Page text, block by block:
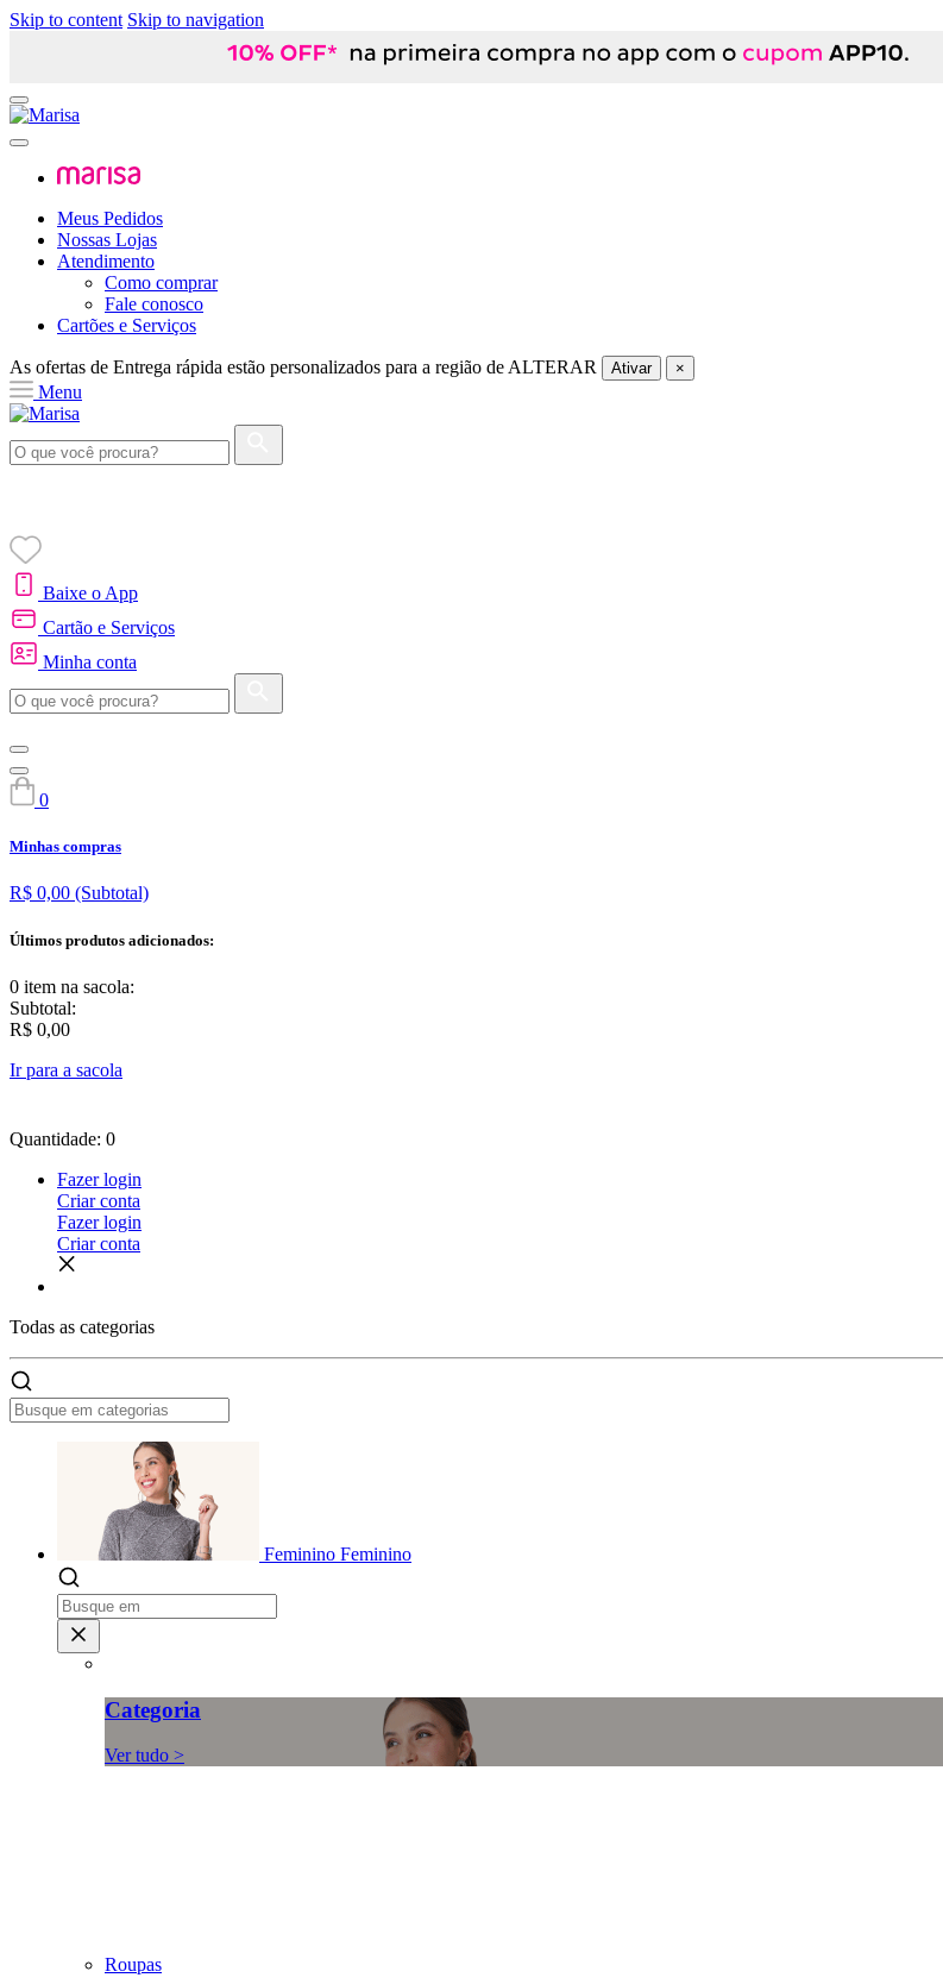
Skip to content Skip to navigation
Meus Pedidos
Nossas Lojas
Atendimento
Como comprar
Fale conosco
Cartões e Serviços
As ofertas de Entrega rápida estão personalizados para a região de ALTERAR Ativar ×
Menu
Baixe o App
Cartão e Serviços
Minha conta
0
Minhas compras
R$ 0,00 (Subtotal)
Últimos produtos adicionados:
0 item na sacola:
Subtotal:
R$ 0,00
Ir para a sacola
Quantidade: 0
Fazer login
Criar conta
Fazer login
Criar conta
Todas as categorias
Feminino Feminino
Categoria
Ver tudo >
Roupas